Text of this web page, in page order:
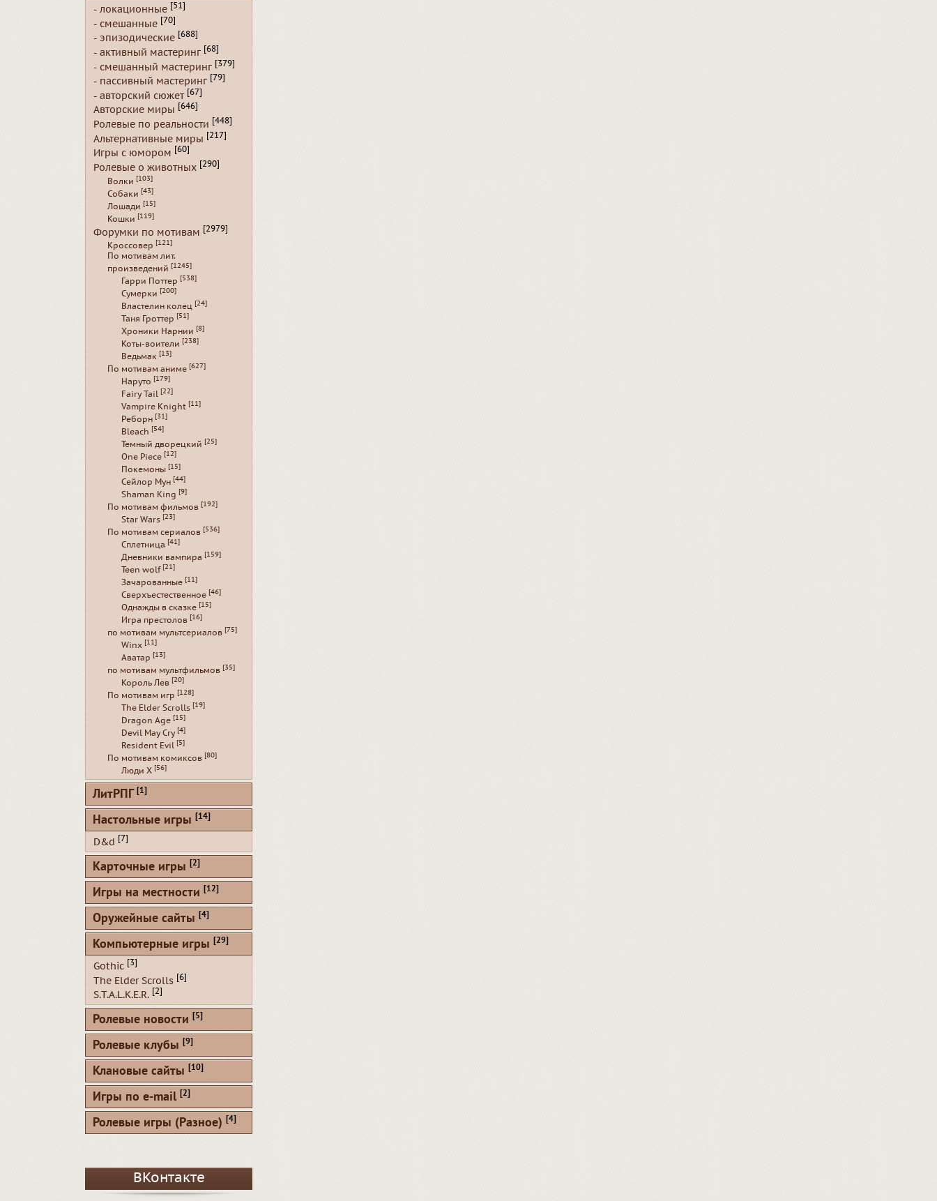
- локационные [51]
- смешанные [70]
- эпизодические [688]
- активный мастеринг [68]
- смешанный мастеринг [379]
- пассивный мастеринг [79]
- авторский сюжет [67]
Авторские миры [646]
Ролевые по реальности [448]
Альтернативные миры [217]
Игры с юмором [60]
Ролевые о животных [290]
Волки [103]
Собаки [43]
Лошади [15]
Кошки [119]
Форумки по мотивам [2979]
Кроссовер [121]
По мотивам лит.
произведений [1245]
Гарри Поттер [538]
Сумерки [200]
Властелин колец [24]
Таня Гроттер [51]
Хроники Нарнии [8]
Коты-воители [238]
Ведьмак [13]
По мотивам аниме [627]
Наруто [179]
Fairy Tail [22]
Vampire Knight [11]
Реборн [31]
Bleach [54]
Темный дворецкий [25]
One Piece [12]
Покемоны [15]
Сейлор Мун [44]
Shaman King [9]
По мотивам фильмов [192]
Star Wars [23]
По мотивам сериалов [536]
Сплетница [41]
Дневники вампира [159]
Teen wolf [21]
Зачарованные [11]
Сверхъестественное [46]
Однажды в сказке [15]
Игра престолов [16]
по мотивам мультсериалов [75]
Winx [11]
Аватар [13]
по мотивам мультфильмов [35]
Король Лев [20]
По мотивам игр [128]
The Elder Scrolls [19]
Dragon Age [15]
Devil May Cry [4]
Resident Evil [5]
По мотивам комиксов [80]
Люди Х [56]
ЛитРПГ [1]
Настольные игры [14]
D&d [7]
Карточные игры [2]
Игры на местности [12]
Оружейные сайты [4]
Компьютерные игры [29]
Gothic [3]
The Elder Scrolls [6]
S.T.A.L.K.E.R. [2]
Ролевые новости [5]
Ролевые клубы [9]
Клановые сайты [10]
Игры по e-mail [2]
Ролевые игры (Разное) [4]
ВКонтакте